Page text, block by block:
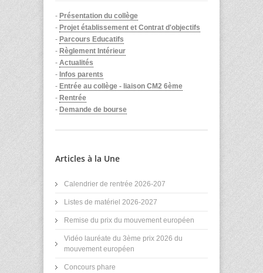
- Présentation du collège
- Projet établissement et Contrat d'objectifs
- Parcours Educatifs
- Règlement Intérieur
- Actualités
- Infos parents
- Entrée au collège - liaison CM2 6ème
- Rentrée
- Demande de bourse
Articles à la Une
Calendrier de rentrée 2026-207
Listes de matériel 2026-2027
Remise du prix du mouvement européen
Vidéo lauréate du 3ème prix 2026 du
mouvement européen
Concours phare